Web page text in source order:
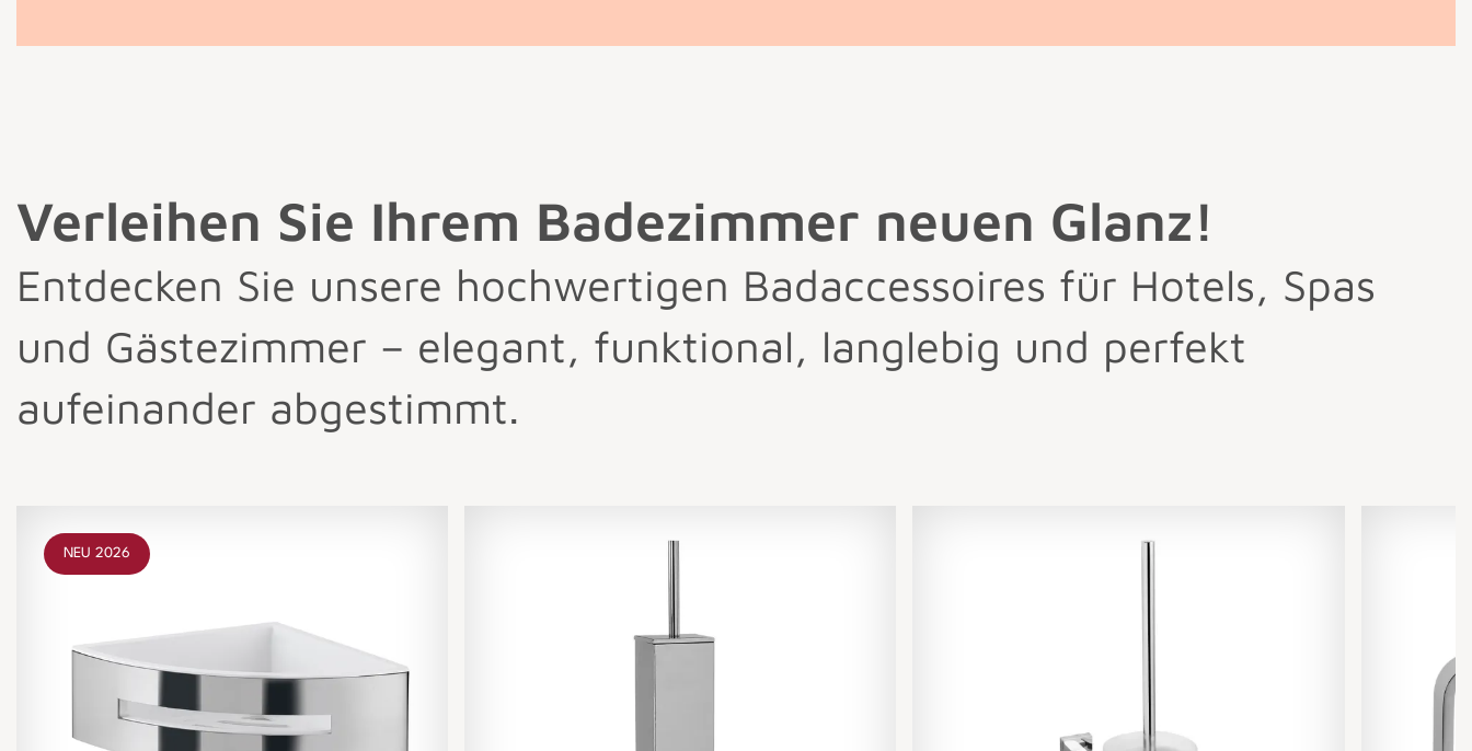
Verleihen Sie Ihrem Badezimmer neuen Glanz!
Entdecken Sie unsere hochwertigen Badaccessoires für Hotels, Spas
und Gästezimmer – elegant, funktional, langlebig und perfekt
aufeinander abgestimmt.
NEU 2026